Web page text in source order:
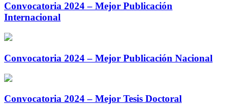
Convocatoria 2024 – Mejor Publicación
Internacional
Convocatoria 2024 – Mejor Publicación Nacional
Convocatoria 2024 – Mejor Tesis Doctoral